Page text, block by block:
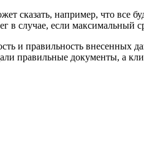
сказать, например, что все
в случае, если
и правильность
правильные документы, а